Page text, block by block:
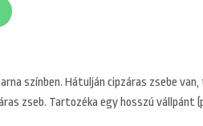
mennyiség
színben. Hátulján cipzáras zsebe
zseb. Tartozéka egy hosszú vállpánt